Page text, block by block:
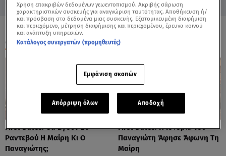
ΟΛΑ ΤΑ ΒΙΝΤΕΟ
First Dates: Θα Βγουν 2ο
Ραντεβού Η Μαίρη Κι Ο
Παναγιώτης;
First Dates: Η Ιστορία Του
Παναγιώτη Άφησε Άφωνη Τη
Μαίρη
Χρήση επακριβών δεδομένων γεωεντοπισμού. Ακριβής σάρωση
χαρακτηριστικών συσκευής για αναγνώριση ταυτότητας. Αποθήκευση ή/
και πρόσβαση στα δεδομένα μιας συσκευής. Εξατομικευμένη διαφήμιση
και περιεχόμενο, μέτρηση διαφήμισης και περιεχομένου, έρευνα κοινού
και ανάπτυξη υπηρεσιών.
Κατάλογος συνεργατών (προμηθευτές)
Εμφάνιση σκοπών
Απόρριψη όλων Αποδοχή